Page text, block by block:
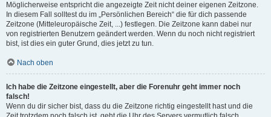
Möglicherweise entspricht die angezeigte Zeit nicht deiner eigenen Zeitzone.
In diesem Fall solltest du im „Persönlichen Bereich“ die für dich passende
Zeitzone (Mitteleuropäische Zeit, ...) festlegen. Die Zeitzone kann dabei nur
von registrierten Benutzern geändert werden. Wenn du noch nicht registriert
bist, ist dies ein guter Grund, dies jetzt zu tun.
Nach oben
Ich habe die Zeitzone eingestellt, aber die Forenuhr geht immer noch
falsch!
Wenn du dir sicher bist, dass du die Zeitzone richtig eingestellt hast und die